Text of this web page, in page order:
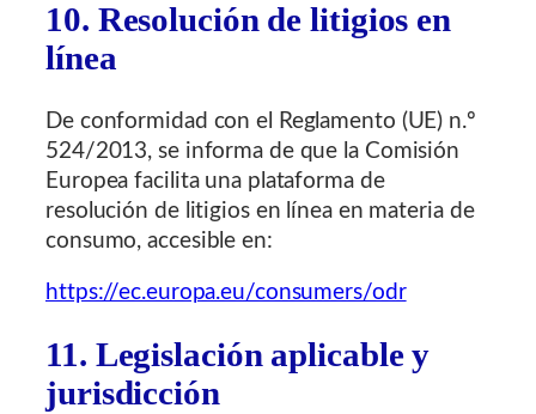
10. Resolución de litigios en
línea
De conformidad con el Reglamento (UE) n.º
524/2013, se informa de que la Comisión
Europea facilita una plataforma de
resolución de litigios en línea en materia de
consumo, accesible en:
https://ec.europa.eu/consumers/odr
11. Legislación aplicable y
jurisdicción